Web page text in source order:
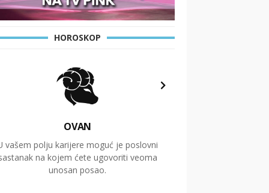
HOROSKOP
OVAN
vašem polju karijere moguć je poslovni
na kojem ćete ugovoriti veoma
unosan posao.